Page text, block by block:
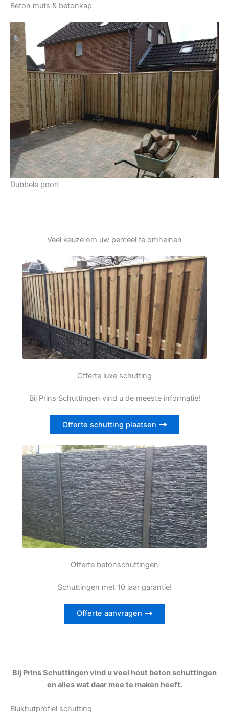
Beton muts & betonkap
Dubbele poort
Veel keuze om uw perceel te omheinen
Offerte luxe schutting
Bij Prins Schuttingen vind u de meeste informatie!
Offerte schutting plaatsen
Offerte betonschuttingen
Schuttingen met 10 jaar garantie!
Offerte aanvragen
Bij Prins Schuttingen vind u veel hout beton schuttingen
en alles wat daar mee te maken heeft.
Blukhutprofiel schutting